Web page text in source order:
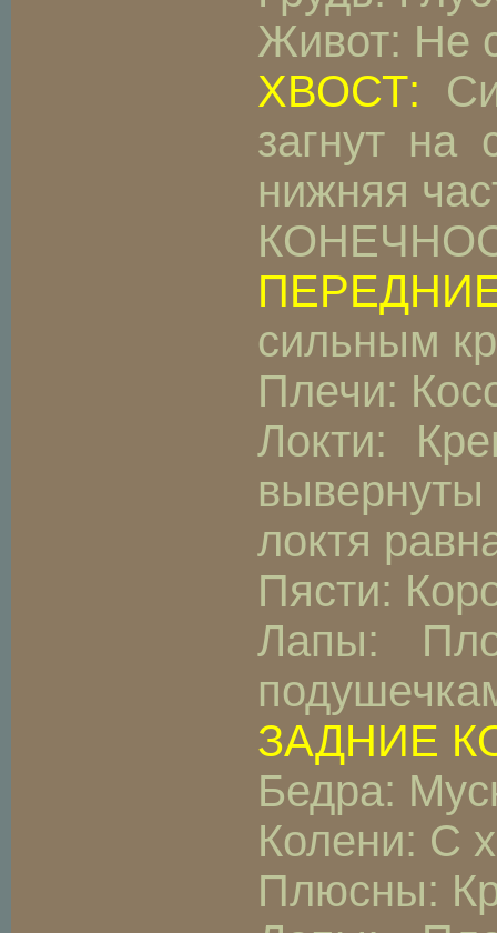
Живот: Не
ХВОСТ:
загнут на
нижняя
сильным
Плечи:
Локти:
локтя
Пясти:
Лапы:
ЗАДНИЕ
Бедра:
Колени: С
Плюсны: